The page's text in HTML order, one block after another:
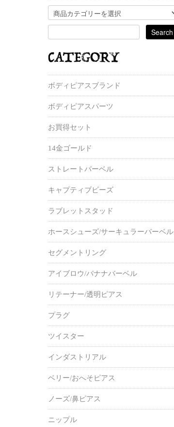
ボディピアスブランド
ボディピアスパーツ
お買得セット
14金ゴールド
ストレートバーベル
キャプティブビーズ
ラブレットスタッド
ホースシューズ/サーキュラーバーベル
セグメントリング
アイブロウ/バナナバーベル
リテーナー/透明ピアス
プラグ
ツイスター
インダストリアル
ベリー/おへそピアス
ノーズ/鼻ピアス
ニップル